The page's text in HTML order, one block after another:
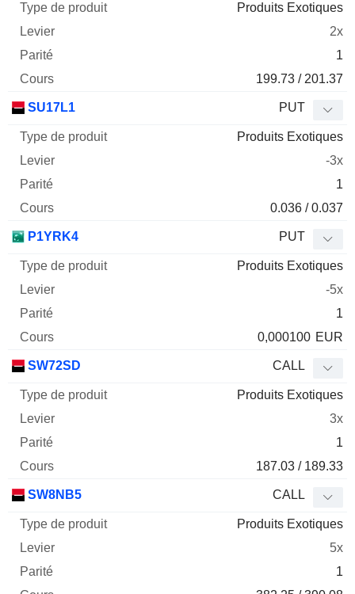
Produits Exotiques
2x
1
199.73 / 201.37
SU17L1 PUT
Produits Exotiques
-3x
1
0.036 / 0.037
P1YRK4 PUT
Produits Exotiques
-5x
1
0,000100 EUR
SW72SD CALL
Produits Exotiques
3x
1
187.03 / 189.33
SW8NB5 CALL
Produits Exotiques
5x
1